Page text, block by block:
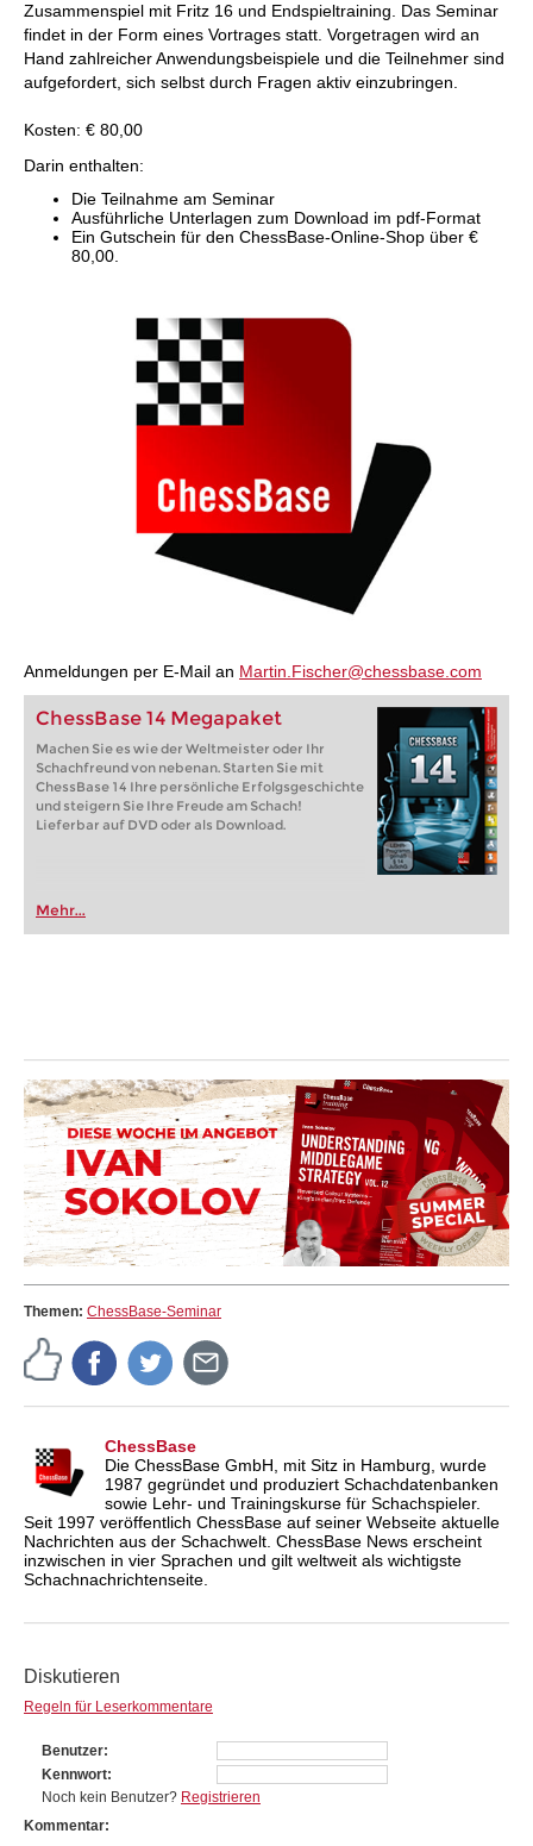
Zusammenspiel mit Fritz 16 und Endspieltraining. Das Seminar
findet in der Form eines Vortrages statt. Vorgetragen wird an
Hand zahlreicher Anwendungsbeispiele und die Teilnehmer sind
aufgefordert, sich selbst durch Fragen aktiv einzubringen.
Kosten: € 80,00
Darin enthalten:
Die Teilnahme am Seminar
Ausführliche Unterlagen zum Download im pdf-Format
Ein Gutschein für den ChessBase-Online-Shop über €
80,00.
Anmeldungen per E-Mail an Martin.Fischer@chessbase.com
ChessBase 14 Megapaket
Machen Sie es wie der Weltmeister oder Ihr
Schachfreund von nebenan. Starten Sie mit
ChessBase 14 Ihre persönliche Erfolgsgeschichte
und steigern Sie Ihre Freude am Schach!
Lieferbar auf DVD oder als Download.
Mehr...
Themen: ChessBase-Seminar
ChessBase
Die ChessBase GmbH, mit Sitz in Hamburg, wurde
1987 gegründet und produziert Schachdatenbanken
sowie Lehr- und Trainingskurse für Schachspieler.
Seit 1997 veröffentlich ChessBase auf seiner Webseite aktuelle
Nachrichten aus der Schachwelt. ChessBase News erscheint
inzwischen in vier Sprachen und gilt weltweit als wichtigste
Schachnachrichtenseite.
Diskutieren
Regeln für Leserkommentare
Benutzer
Kennwort
Noch kein Benutzer? Registrieren
Kommentar